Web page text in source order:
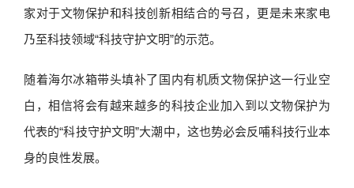
家对于文物保护和科技创新相结合的号召，更是未来家电
乃至科技领域“科技守护文明”的示范。
随着海尔冰箱带头填补了国内有机质文物保护这一行业空
白，相信将会有越来越多的科技企业加入到以文物保护为
代表的“科技守护文明”大潮中，这也势必会反哺科技行业本
身的良性发展。